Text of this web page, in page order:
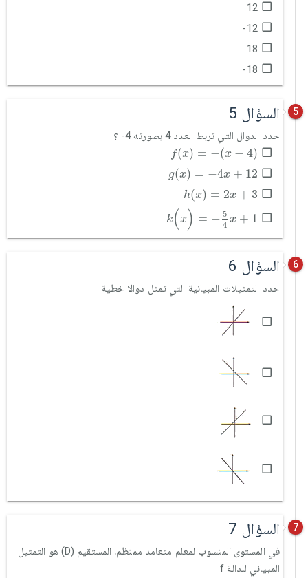
12
12-
18
18-
5 السؤال 5
حدد الدوال التي تربط العدد 4 بصورته 4- ؟
f(x) = −(x − 4)
f(x = 4)
g(x) = −4x + 12
( )= +12
h(x) = 2x + 3
h (x )= +
k(x) = − 5
4 x + 1
x = +1
6 السؤال 6
حدد التمثيلات المبيانية التي تمثل دوالا خطية
7 السؤال 7
في المستوى المنسوب لمعلم متعامد ممنظم، المستقيم (D) هو التمثيل
المبياني للدالة f